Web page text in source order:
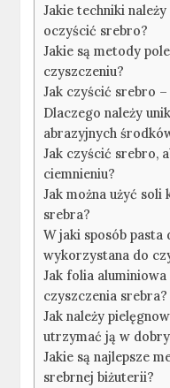
Jakie techniki
oczyścić srebro?
Jakie są metody
czyszczeniu?
Jak czyścić srebro
Dlaczego należy
abrazyjnych
Jak czyścić srebro,
ciemnieniu?
Jak można użyć soli
srebra?
W jaki sposób pasta
wykorzystana do
Jak folia aluminiowa
czyszczenia srebra?
Jak należy
utrzymać ją w
Jakie są najlepsze
srebrnej biżuterii?